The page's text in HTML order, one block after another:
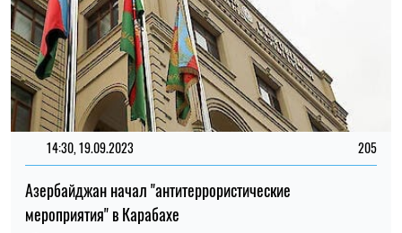
14:30, 19.09.2023 205
Азербайджан начал "антитеррористические
мероприятия" в Карабахе